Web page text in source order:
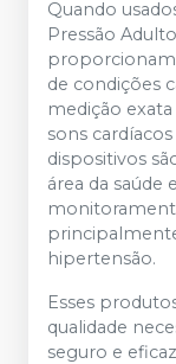
Quando
Pressão
de condições
medição
sons
dispositivos
área da saúde
hipertensão.
Esses
qualidade
seguro e